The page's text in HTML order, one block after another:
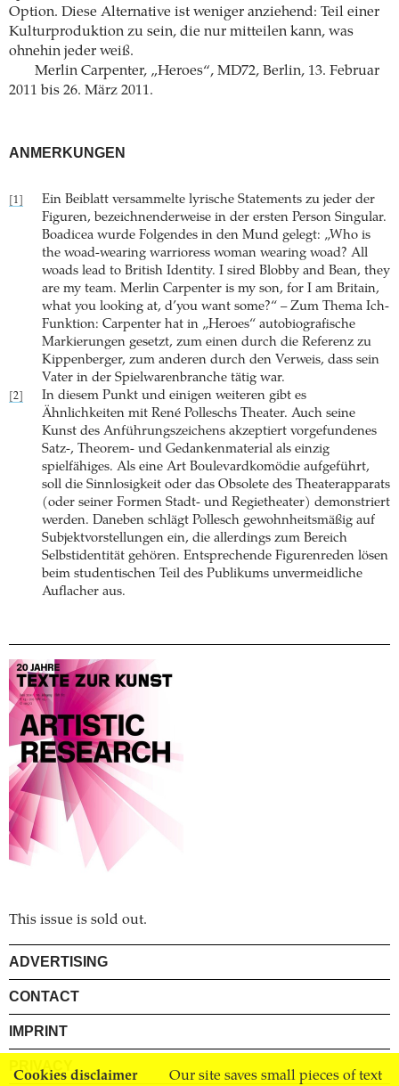
Cookies disclaimer Our site saves small pieces of text
Option. Diese Alternative ist weniger anziehend: Teil einer
Kulturproduktion zu sein, die nur mitteilen kann, was
ohnehin jeder weiß.
Merlin Carpenter, „Heroes“, MD72, Berlin, 13. Februar
2011 bis 26. März 2011.
ANMERKUNGEN
[1]
Ein Beiblatt versammelte lyrische Statements zu jeder der
Figuren, bezeichnenderweise in der ersten Person Singular.
Boadicea wurde Folgendes in den Mund gelegt: „Who is
the woad-wearing warrioress woman wearing woad? All
woads lead to British Identity. I sired Blobby and Bean, they
are my team. Merlin Carpenter is my son, for I am Britain,
what you looking at, d’you want some?“ – Zum Thema Ich-
Funktion: Carpenter hat in „Heroes“ autobiografische
Markierungen gesetzt, zum einen durch die Referenz zu
Kippenberger, zum anderen durch den Verweis, dass sein
Vater in der Spielwarenbranche tätig war.
[2]
In diesem Punkt und einigen weiteren gibt es
Ähnlichkeiten mit René Polleschs Theater. Auch seine
Kunst des Anführungszeichens akzeptiert vorgefundenes
Satz-, Theorem- und Gedankenmaterial als einzig
spielfähiges. Als eine Art Boulevardkomödie aufgeführt,
soll die Sinnlosigkeit oder das Obsolete des Theaterapparats
(oder seiner Formen Stadt- und Regietheater) demonstriert
werden. Daneben schlägt Pollesch gewohnheitsmäßig auf
Subjektvorstellungen ein, die allerdings zum Bereich
Selbstidentität gehören. Entsprechende Figurenreden lösen
beim studentischen Teil des Publikums unvermeidliche
Auflacher aus.
This issue is sold out.
ADVERTISING
CONTACT
IMPRINT
PRIVACY